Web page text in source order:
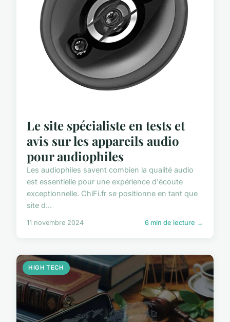
Le site spécialiste en tests et
avis sur les appareils audio
pour audiophiles
Les audiophiles savent combien la qualité audio
est essentielle pour une expérience d'écoute
exceptionnelle. ChiFi.fr se positionne en tant que
site d...
11 novembre 2024 6 min de lecture →
HIGH TECH